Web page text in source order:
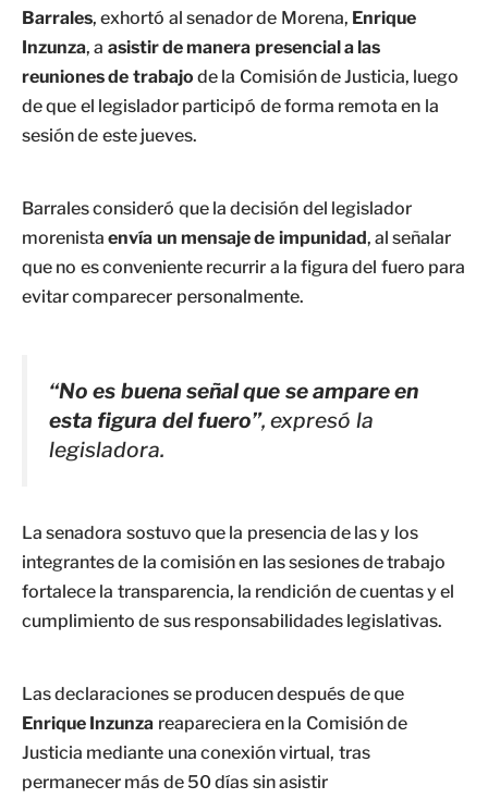
Barrales, exhortó al senador de Morena, Enrique
Inzunza, a asistir de manera presencial a las
reuniones de trabajo de la Comisión de Justicia, luego
de que el legislador participó de forma remota en la
sesión de este jueves.
Barrales consideró que la decisión del legislador
morenistaenvía un mensaje de impunidad, al señalar
que no es conveniente recurrir a la figura del fuero para
evitar comparecer personalmente.
“No es buena señal que se ampare en
esta figura del fuero”, expresó la
legisladora.
La senadora sostuvo que la presencia de las y los
integrantes de la comisión en las sesiones de trabajo
fortalece la transparencia, la rendición de cuentas y el
cumplimiento de sus responsabilidades legislativas.
Las declaraciones se producen después de que
Enrique Inzunza reapareciera en la Comisión de
Justicia mediante una conexión virtual, tras
permanecer más de 50 días sin asistir